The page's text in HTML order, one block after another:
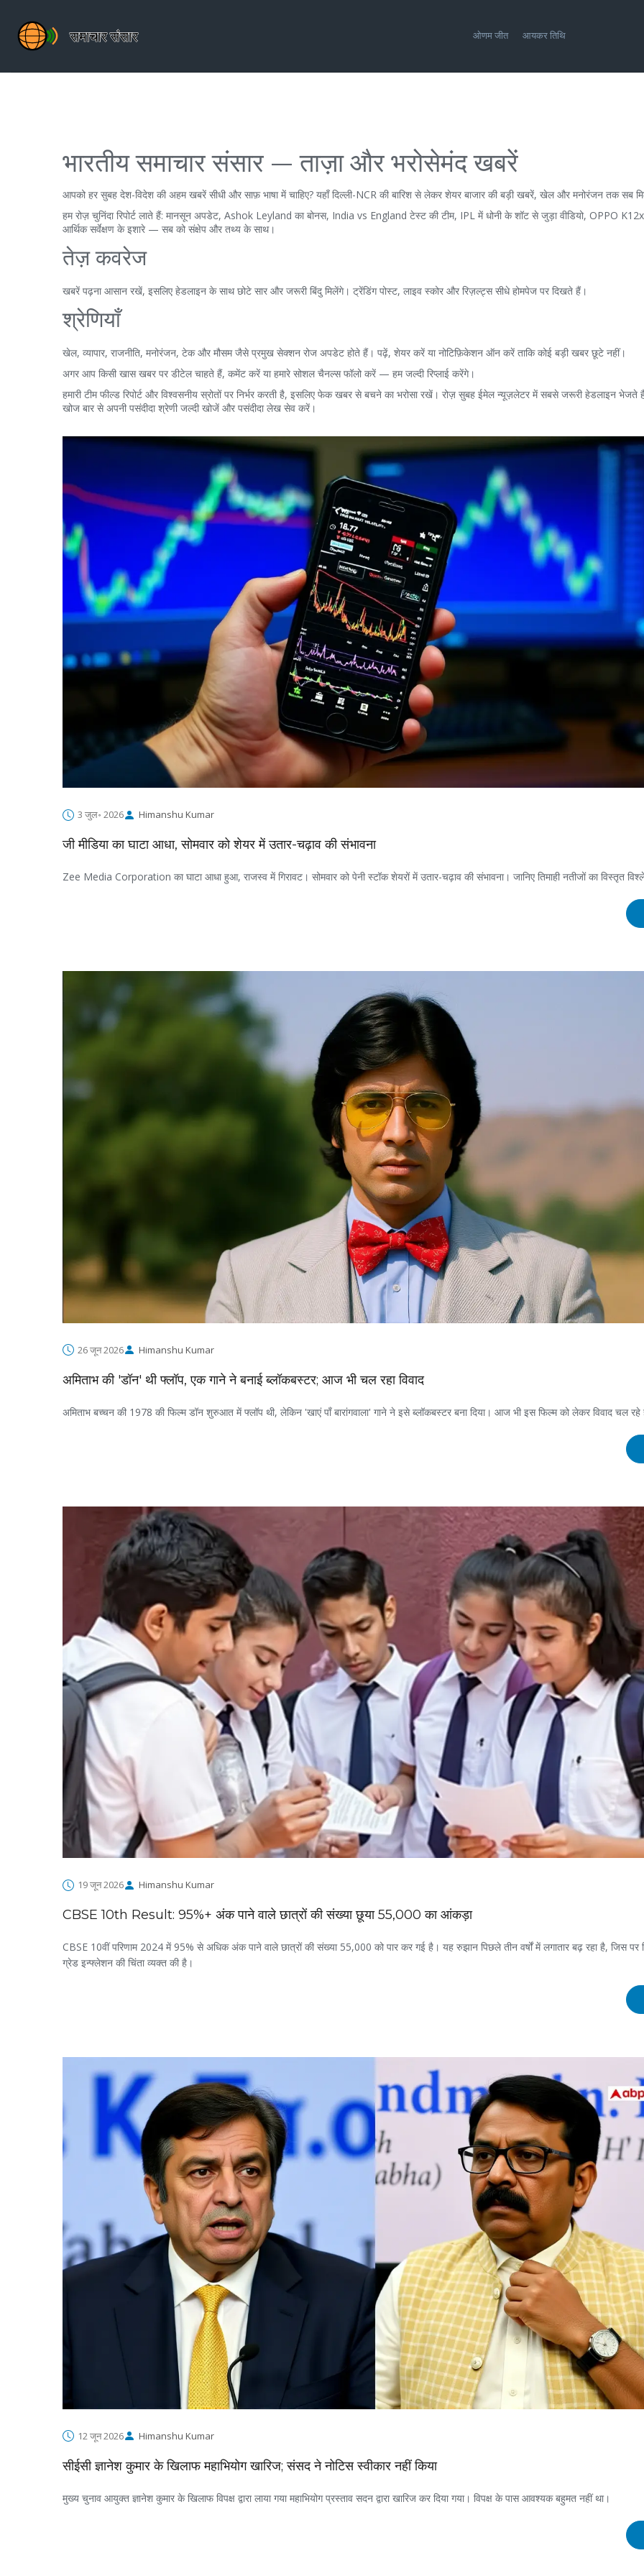
ओणम जीत आयकर तिथि
भारतीय समाचार संसार — ताज़ा और भरोसेमंद खबरें
आपको हर सुबह देश-विदेश की अहम खबरें सीधी और साफ़ भाषा में चाहिए? यहाँ दिल्ली-NCR की बारिश से लेकर शेयर बाजार की बड़ी खबरें, खेल और मनोरंजन तक सब
हम रोज़ चुनिंदा रिपोर्ट लाते हैं: मानसून अपडेट, Ashok Leyland का बोनस, India vs England टेस्ट की टीम, IPL में धोनी के शॉट से जुड़ा वीडियो, OPPO
आर्थिक सर्वेक्षण के इशारे — सब को संक्षेप और तथ्य के साथ।
तेज़ कवरेज
खबरें पढ़ना आसान रखें, इसलिए हेडलाइन के साथ छोटे सार और जरूरी बिंदु मिलेंगे। ट्रेंडिंग पोस्ट, लाइव स्कोर और रिज़ल्ट्स सीधे होमपेज पर दिखते हैं।
श्रेणियाँ
खेल, व्यापार, राजनीति, मनोरंजन, टेक और मौसम जैसे प्रमुख सेक्शन रोज अपडेट होते हैं। पढ़ें, शेयर करें या नोटिफ़िकेशन ऑन करें ताकि कोई बड़ी खबर छूटे नहीं।
अगर आप किसी खास खबर पर डीटेल चाहते हैं, कमेंट करें या हमारे सोशल चैनल्स फॉलो करें — हम जल्दी रिप्लाई करेंगे।
हमारी टीम फील्ड रिपोर्ट और विश्वसनीय स्रोतों पर निर्भर करती है, इसलिए फेक खबर से बचने का भरोसा रखें। रोज़ सुबह ईमेल न्यूज़लेटर में सबसे जरूरी हेडलाइन भेजते
खोज बार से अपनी पसंदीदा श्रेणी जल्दी खोजें और पसंदीदा लेख सेव करें।
3 जुल॰ 2026 Himanshu Kumar
जी मीडिया का घाटा आधा, सोमवार को शेयर में उतार-चढ़ाव की संभावना
Zee Media Corporation का घाटा आधा हुआ, राजस्व में गिरावट। सोमवार को पेनी स्टॉक शेयरों में उतार-चढ़ाव की संभावना। जानिए तिमाही नतीजों का विस्तृत
26 जून 2026 Himanshu Kumar
अमिताभ की 'डॉन' थी फ्लॉप, एक गाने ने बनाई ब्लॉकबस्टर; आज भी चल रहा विवाद
अमिताभ बच्चन की 1978 की फिल्म डॉन शुरुआत में फ्लॉप थी, लेकिन 'खाएं पाँ बारांगवाला' गाने ने इसे ब्लॉकबस्टर बना दिया। आज भी इस फिल्म को लेकर विवाद चल
19 जून 2026 Himanshu Kumar
CBSE 10th Result: 95%+ अंक पाने वाले छात्रों की संख्या छूया 55,000 का आंकड़ा
CBSE 10वीं परिणाम 2024 में 95% से अधिक अंक पाने वाले छात्रों की संख्या 55,000 को पार कर गई है। यह रुझान पिछले तीन वर्षों में लगातार बढ़ रहा है, जिस पर
ग्रेड इन्फ्लेशन की चिंता व्यक्त की है।
12 जून 2026 Himanshu Kumar
सीईसी ज्ञानेश कुमार के खिलाफ महाभियोग खारिज; संसद ने नोटिस स्वीकार नहीं किया
मुख्य चुनाव आयुक्त ज्ञानेश कुमार के खिलाफ विपक्ष द्वारा लाया गया महाभियोग प्रस्ताव सदन द्वारा खारिज कर दिया गया। विपक्ष के पास आवश्यक बहुमत नहीं था।